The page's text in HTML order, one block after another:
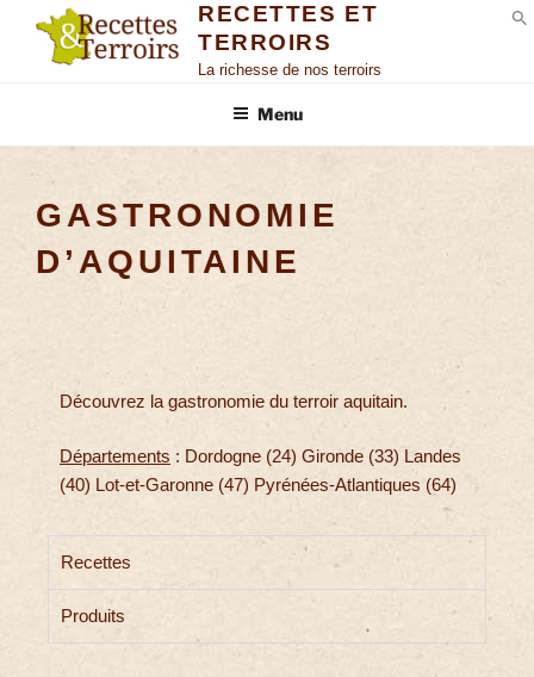
RECETTES ET
TERROIRS
La richesse de nos terroirs
Menu
GASTRONOMIE
D’AQUITAINE
Découvrez la gastronomie du terroir aquitain.
Départements : Dordogne (24) Gironde (33) Landes
(40) Lot-et-Garonne (47) Pyrénées-Atlantiques (64)
Recettes
Produits